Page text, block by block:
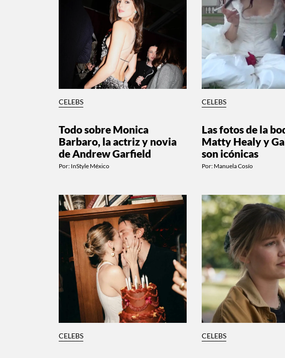
CELEBS
Todo sobre Monica
Barbaro, la actriz y novia
de Andrew Garfield
Por: InStyle México
CELEBS
Las fotos de la
Matty Healy y
son icónicas
Por: Manuela Cosío
CELEBS CELEBS